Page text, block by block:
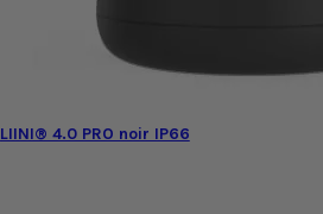
LIINI® 4.0 PRO noir IP66